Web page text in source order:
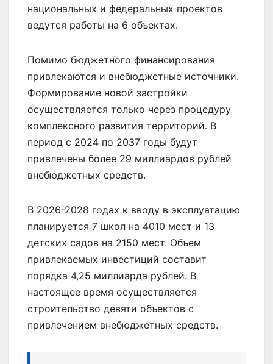
национальных и федеральных проектов
ведутся работы на 6 объектах.
Помимо бюджетного финансирования
привлекаются и внебюджетные источники.
Формирование новой застройки
осуществляется только через процедуру
комплексного развития территорий. В
период с 2024 по 2037 годы будут
привлечены более 29 миллиардов рублей
внебюджетных средств.
В 2026-2028 годах к вводу в эксплуатацию
планируется 7 школ на 4010 мест и 13
детских садов на 2150 мест. Объем
привлекаемых инвестиций составит
порядка 4,25 миллиарда рублей. В
настоящее время осуществляется
строительство девяти объектов с
привлечением внебюджетных средств.